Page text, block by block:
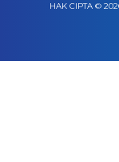
HAK CIPTA ©